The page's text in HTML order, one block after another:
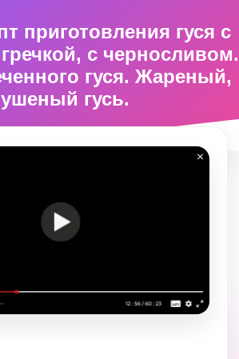
приготовления гуся с
с черносливом.
гуся. Жареный,
гусь.